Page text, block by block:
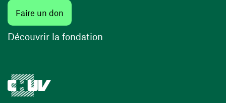
Faire un don
Découvrir la fondation